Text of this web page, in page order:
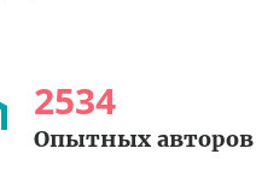
2534
Опытных авторов